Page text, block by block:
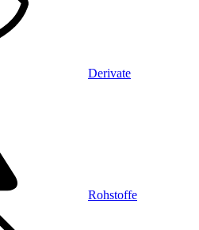
Derivate
Rohstoffe